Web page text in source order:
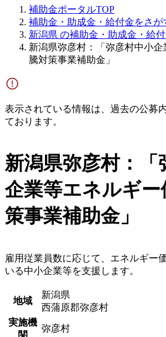
補助金ポータルTOP
補助金・助成金・給付金をさが
新潟県 の補助金・助成金・給
新潟県弥彦村：「弥彦村中小
騰対策事業補助金」
表示されている情報は、過去の公募
ております。
新潟県弥彦村：「
企業等エネルギー
策事業補助金」
雇用従業員数に応じて、エネルギー
いる中小企業等を支援します。
地域
新潟県
西蒲原郡弥彦村
実施機
関
弥彦村